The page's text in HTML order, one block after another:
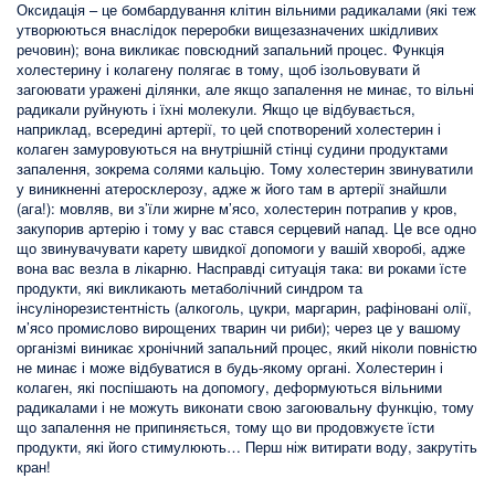
Оксидація – це бомбардування клітин вільними радикалами (які теж
утворюються внаслідок переробки вищезазначених шкідливих
речовин); вона викликає повсюдний запальний процес. Функція
холестерину і колагену полягає в тому, щоб ізольовувати й
загоювати уражені ділянки, але якщо запалення не минає, то вільні
радикали руйнують і їхні молекули. Якщо це відбувається,
наприклад, всередині артерії, то цей спотворений холестерин і
колаген замуровуються на внутрішній стінці судини продуктами
запалення, зокрема солями кальцію. Тому холестерин звинуватили
у виникненні атеросклерозу, адже ж його там в артерії знайшли
(ага!): мовляв, ви з’їли жирне м’ясо, холестерин потрапив у кров,
закупорив артерію і тому у вас стався серцевий напад. Це все одно
що звинувачувати карету швидкої допомоги у вашій хворобі, адже
вона вас везла в лікарню. Насправді ситуація така: ви роками їсте
продукти, які викликають метаболічний синдром та
інсулінорезистентність (алкоголь, цукри, маргарин, рафіновані олії,
м’ясо промислово вирощених тварин чи риби); через це у вашому
організмі виникає хронічний запальний процес, який ніколи повністю
не минає і може відбуватися в будь-якому органі. Холестерин і
колаген, які поспішають на допомогу, деформуються вільними
радикалами і не можуть виконати свою загоювальну функцію, тому
що запалення не припиняється, тому що ви продовжуєте їсти
продукти, які його стимулюють… Перш ніж витирати воду, закрутіть
кран!